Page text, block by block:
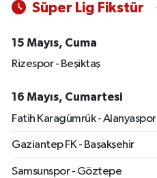
Süper Lig Fikstür
15 Mayıs, Cuma
Rizespor - Beşiktaş
16 Mayıs, Cumartesi
Fatih Karagümrük - Alanyaspor
Gaziantep FK - Başakşehir
Samsunspor - Göztepe